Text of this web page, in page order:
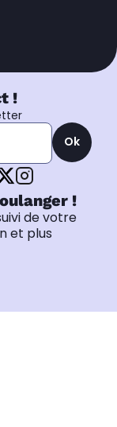
!
Ok
!
de votre
et plus